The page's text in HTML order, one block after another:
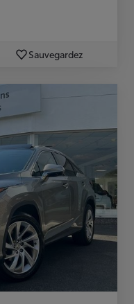
Sauvegardez